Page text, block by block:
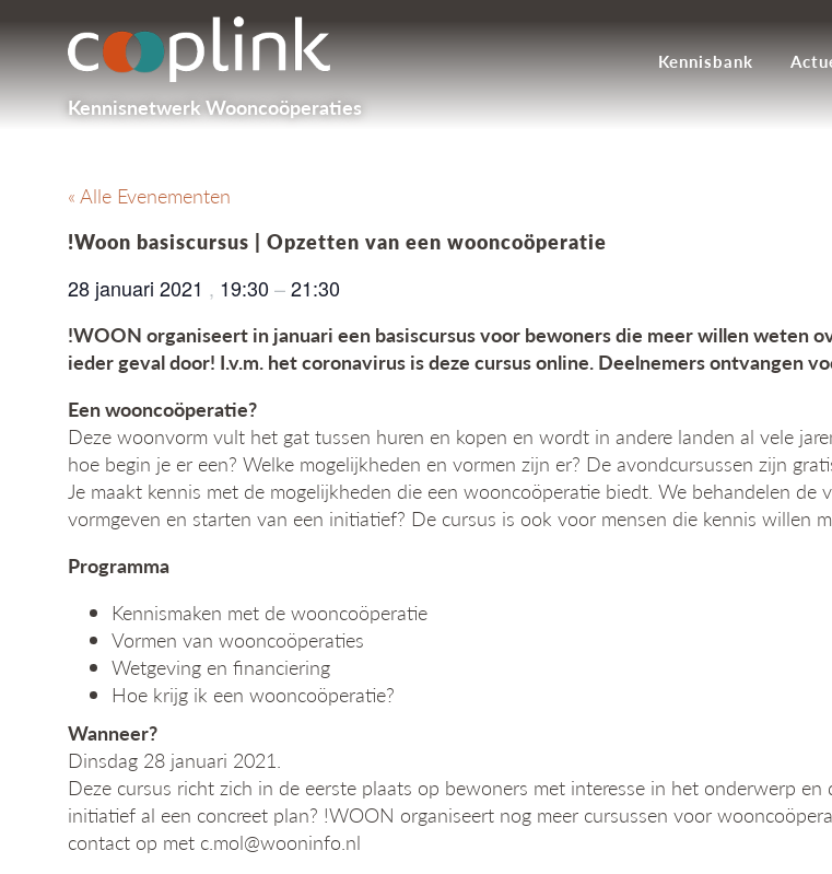
Kennisnetwerk Wooncoöperaties
Kennisbank
« Alle Evenementen
!Woon basiscursus | Opzetten van een wooncoöperatie
28 januari 2021 , 19:30 –21:30
!WOON organiseert in januari een basiscursus voor bewoners die meer willen weten
ieder geval door! I.v.m. het coronavirus is deze cursus online. Deelnemers ontvangen
Een wooncoöperatie?
Deze woonvorm vult het gat tussen huren en kopen en wordt in andere landen al vele
hoe begin je er een? Welke mogelijkheden en vormen zijn er? De avondcursussen zijn
Je maakt kennis met de mogelijkheden die een wooncoöperatie biedt. We behandelen
vormgeven en starten van een initiatief? De cursus is ook voor mensen die kennis willen
Programma
Kennismaken met de wooncoöperatie
Vormen van wooncoöperaties
Wetgeving en financiering
Hoe krijg ik een wooncoöperatie?
Wanneer?
Dinsdag 28 januari 2021.
Deze cursus richt zich in de eerste plaats op bewoners met interesse in het onderwerp
initiatief al een concreet plan? !WOON organiseert nog meer cursussen voor
contact op met c.mol@wooninfo.nl